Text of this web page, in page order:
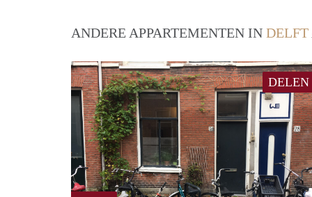
ANDERE APPARTEMENTEN IN DELFT
DELEN